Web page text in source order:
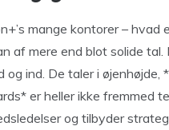
mange kontorer – hvad
af mere end blot solide tal.
ind. De taler i øjenhøjde,
er heller ikke fremmed
og tilbyder